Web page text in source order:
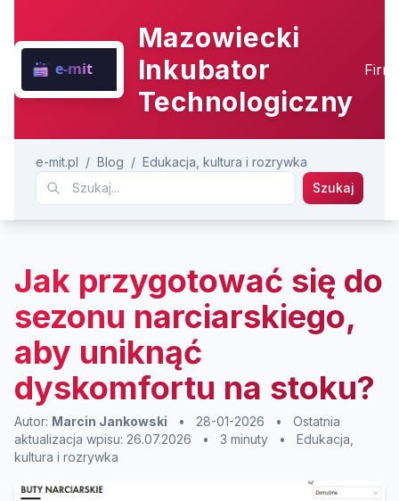
Mazowiecki
Inkubator
Technologiczny
e-mit.pl / Blog / Edukacja, kultura i rozrywka
Szukaj
Jak przygotować się do
sezonu narciarskiego,
aby uniknąć
dyskomfortu na stoku?
Autor: Marcin Jankowski • 28-01-2026 •
Ostatnia
aktualizacja wpisu: 26.07.2026
• 3 minuty •
Edukacja,
kultura i rozrywka